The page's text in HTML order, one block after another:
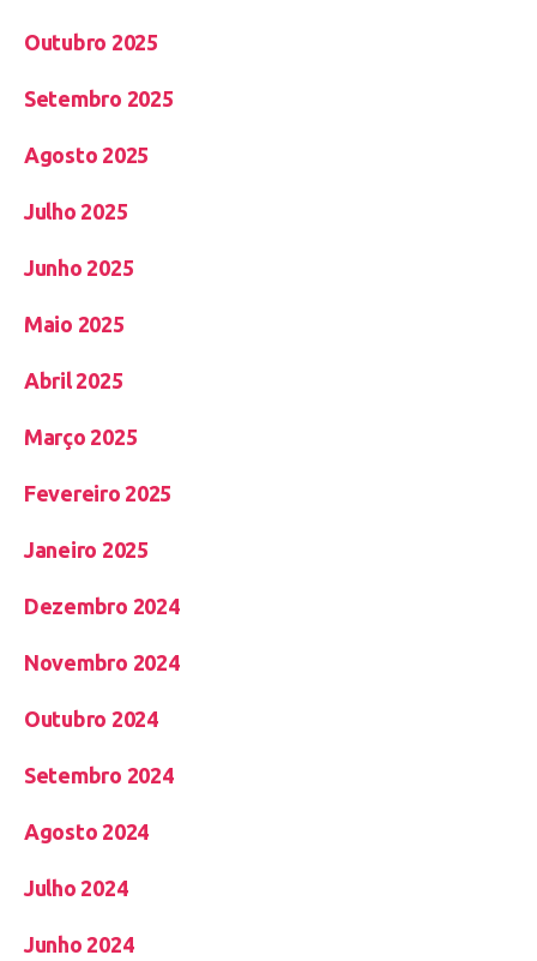
Outubro 2025
Setembro 2025
Agosto 2025
Julho 2025
Junho 2025
Maio 2025
Abril 2025
Março 2025
Fevereiro 2025
Janeiro 2025
Dezembro 2024
Novembro 2024
Outubro 2024
Setembro 2024
Agosto 2024
Julho 2024
Junho 2024